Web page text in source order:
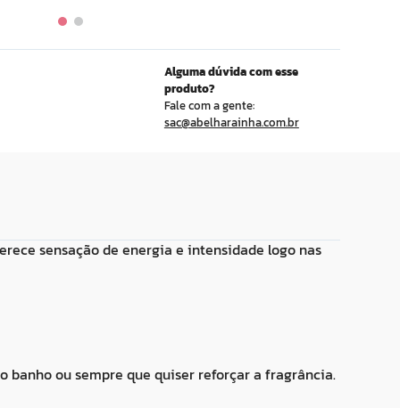
Alguma dúvida com esse
produto?
Fale com a gente:
sac@abelharainha.com.br
sensação de energia e intensidade logo nas
banho ou sempre que quiser reforçar a fragrância.